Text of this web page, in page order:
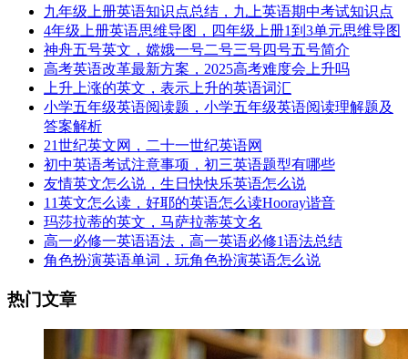
九年级上册英语知识点总结，九上英语期中考试知识点
4年级上册英语思维导图，四年级上册1到3单元思维导图
神舟五号英文，嫦娥一号二号三号四号五号简介
高考英语改革最新方案，2025高考难度会上升吗
上升上涨的英文，表示上升的英语词汇
小学五年级英语阅读题，小学五年级英语阅读理解题及
答案解析
21世纪英文网，二十一世纪英语网
初中英语考试注意事项，初三英语题型有哪些
友情英文怎么说，生日快快乐英语怎么说
11英文怎么读，好耶的英语怎么读Hooray谐音
玛莎拉蒂的英文，马萨拉蒂英文名
高一必修一英语语法，高一英语必修1语法总结
角色扮演英语单词，玩角色扮演英语怎么说
热门文章